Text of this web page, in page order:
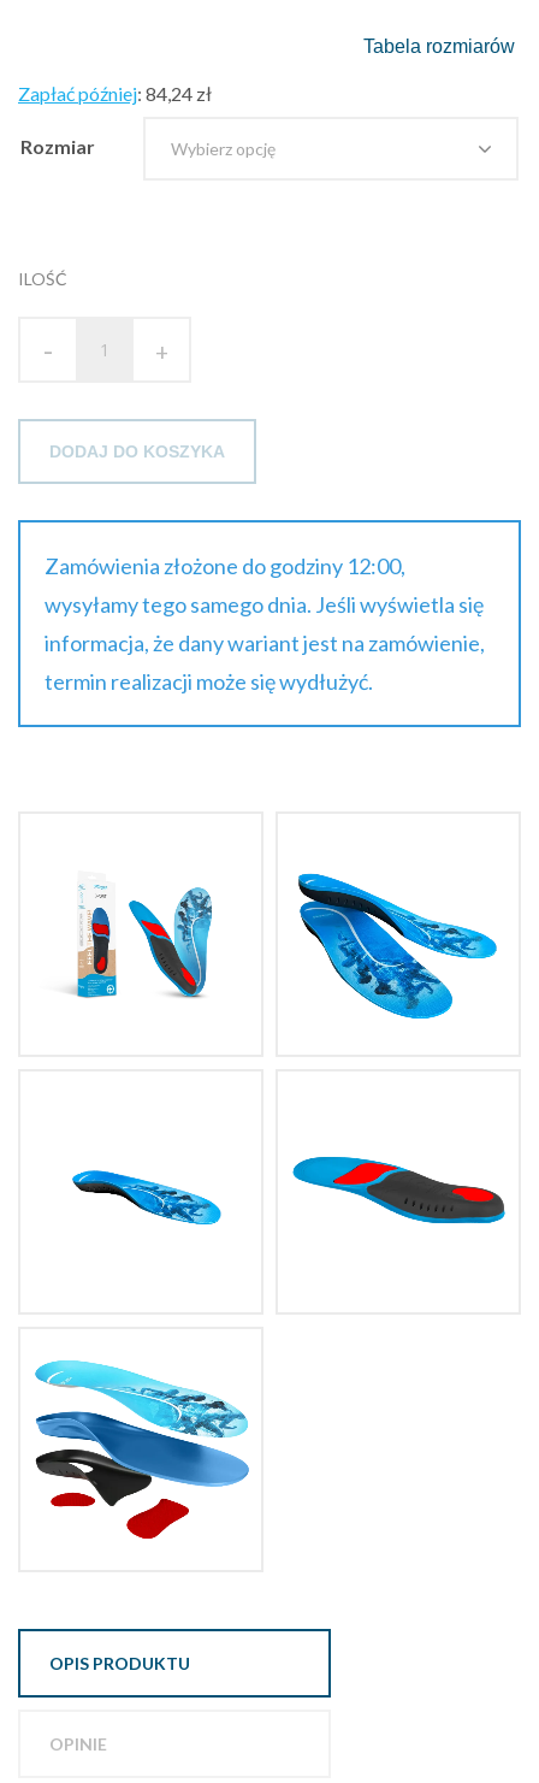
Tabela rozmiarów
Zapłać później: 84,24 zł
Rozmiar
ILOŚĆ
- +
DODAJ DO KOSZYKA
Zamówienia złożone do godziny 12:00,
wysyłamy tego samego dnia. Jeśli wyświetla się
informacja, że dany wariant jest na zamówienie,
termin realizacji może się wydłużyć.
OPIS PRODUKTU
OPINIE